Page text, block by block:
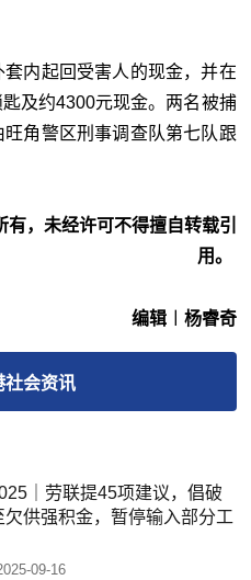
内起回受害人的现金，并在
及约4300元现金。两名被捕
角警区刑事调查队第七队跟
，未经许可不得擅自转载引
用。
编辑︱杨睿奇
社会资讯
｜劳联提45项建议，倡破
欠供强积金，暂停输入部分工
09-16